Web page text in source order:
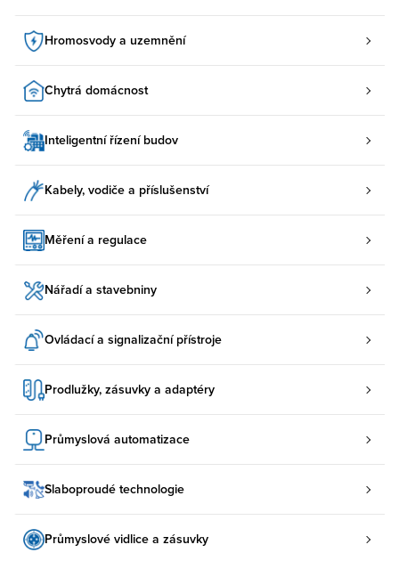
Hromosvody a uzemnění
Chytrá domácnost
Inteligentní řízení budov
Kabely, vodiče a příslušenství
Měření a regulace
Nářadí a stavebniny
Ovládací a signalizační přístroje
Prodlužky, zásuvky a adaptéry
Průmyslová automatizace
Slaboproudé technologie
Průmyslové vidlice a zásuvky